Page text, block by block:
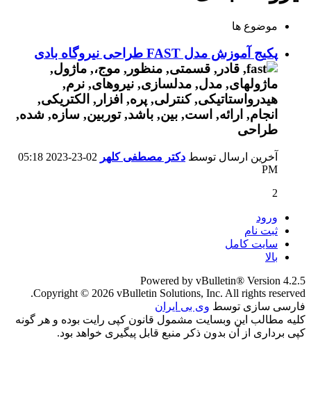
موضوع ها
پکیج آموزش مدل FAST طراحی نیروگاه بادی
آخرین ارسال توسط دکتر مصطفی کلهر
05:18
PM
2
ورود
ثبت نام
سایت کامل
بالا
Powered by vBulletin® Version 4.2.5
Copyright © 2026 vBulletin Solutions, Inc. All rights reserved.
فارسی سازی توسط وی بی ایران
کلیه مطالب این وبسایت مشمول قانون کپی رایت بوده و هر گونه
کپی برداری از آن بدون ذکر منبع قابل پیگیری خواهد بود.